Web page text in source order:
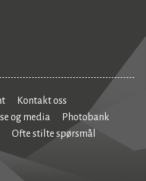
Kontakt oss
og media
Photobank
Ofte stilte spørsmål